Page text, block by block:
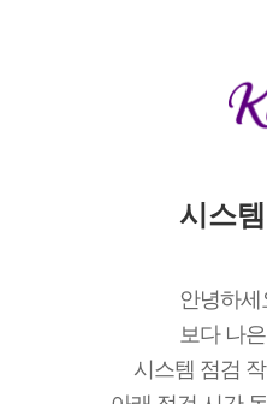
시스
안녕하
보다 나
시스템 점검